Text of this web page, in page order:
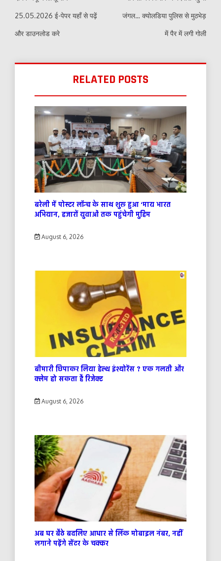
25.05.2026 ई-पेपर यहाँ से पढ़ें
और डाउनलोड करे
जंगल… क्योलडिया पुलिस से मुठभेड़
में पैर में लगी गोली
RELATED POSTS
बरेली में पोस्टर लॉन्च के साथ शुरू हुआ ‘माय भारत
अभियान, हजारों युवाओं तक पहुंचेगी मुहिम
August 6, 2026
बीमारी छिपाकर लिया हेल्थ इंश्योरेंस ? एक गलती और
क्लेम हो सकता है रिजेक्ट
August 6, 2026
अब घर बैठे बदलिए आधार से लिंक मोबाइल नंबर, नहीं
लगाने पड़ेंगे सेंटर के चक्कर